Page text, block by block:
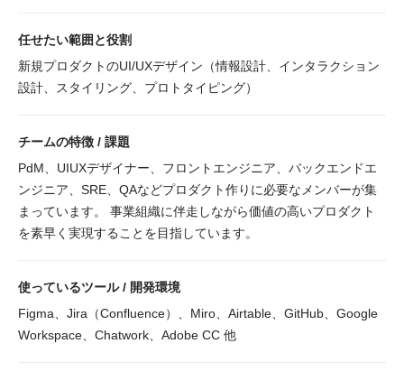
任せたい範囲と役割
新規プロダクトのUI/UXデザイン（情報設計、インタラクション
設計、スタイリング、プロトタイピング）
チームの特徴 / 課題
PdM、UIUXデザイナー、フロントエンジニア、バックエンドエ
ンジニア、SRE、QAなどプロダクト作りに必要なメンバーが集
まっています。 事業組織に伴走しながら価値の高いプロダクト
を素早く実現することを目指しています。
使っているツール / 開発環境
Figma、Jira（Confluence）、Miro、Airtable、GitHub、Google
Workspace、Chatwork、Adobe CC 他